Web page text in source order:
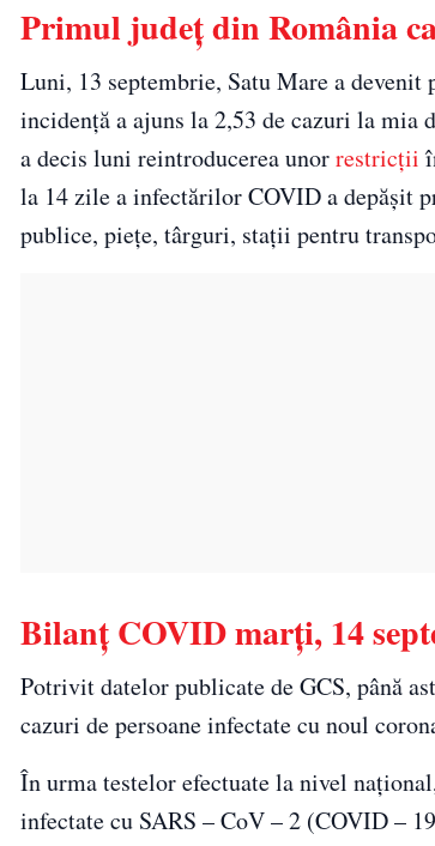
Primul județ din România
Luni, 13 septembrie, Satu Mare a
incidență a ajuns la 2,53 de cazuri la
a decis luni reintroducerea unorrestricții
la 14 zile a infectărilor COVID a depășit
publice, piețe, târguri, stații pentru
Bilanț COVID marți, 14
Potrivit datelor publicate de GCS, până
cazuri de persoane infectate cu noul
În urma testelor efectuate la nivel
infectate cu SARS – CoV – 2 (COVID –